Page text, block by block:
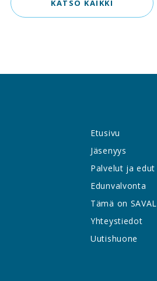
KATSO KAIKKI
Etusivu
Jäsenyys
Palvelut ja edut
Edunvalvonta
Tämä on SAVAL
Yhteystiedot
Uutishuone